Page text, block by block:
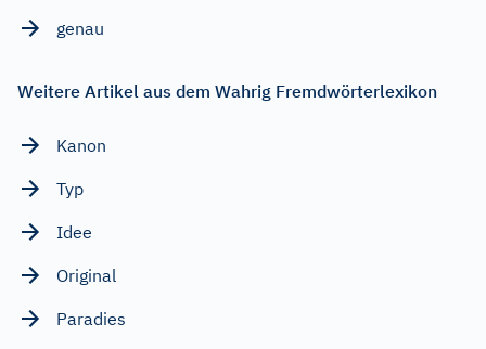
genau
Weitere Artikel aus dem Wahrig Fremdwörterlexikon
Kanon
Typ
Idee
Original
Paradies